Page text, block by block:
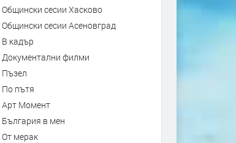
Общински сесии Хасково
Общински сесии Асеновград
В кадър
Документални филми
Пъзел
По пътя
Арт Момент
България в мен
От мерак